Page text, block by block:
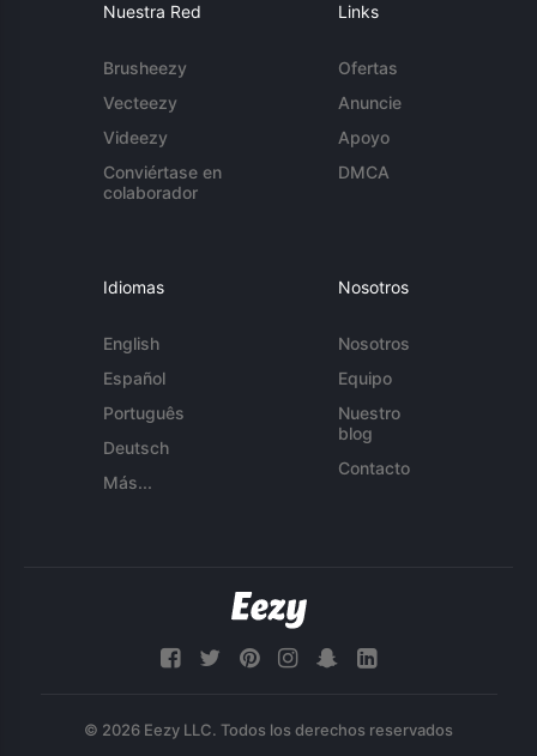
Nuestra Red
Brusheezy
Vecteezy
Videezy
Conviértase en
colaborador
Links
Ofertas
Anuncie
Apoyo
DMCA
Idiomas
English
Español
Português
Deutsch
Más...
Nosotros
Nosotros
Equipo
Nuestro
blog
Contacto
© 2026 Eezy LLC. Todos los derechos reservados